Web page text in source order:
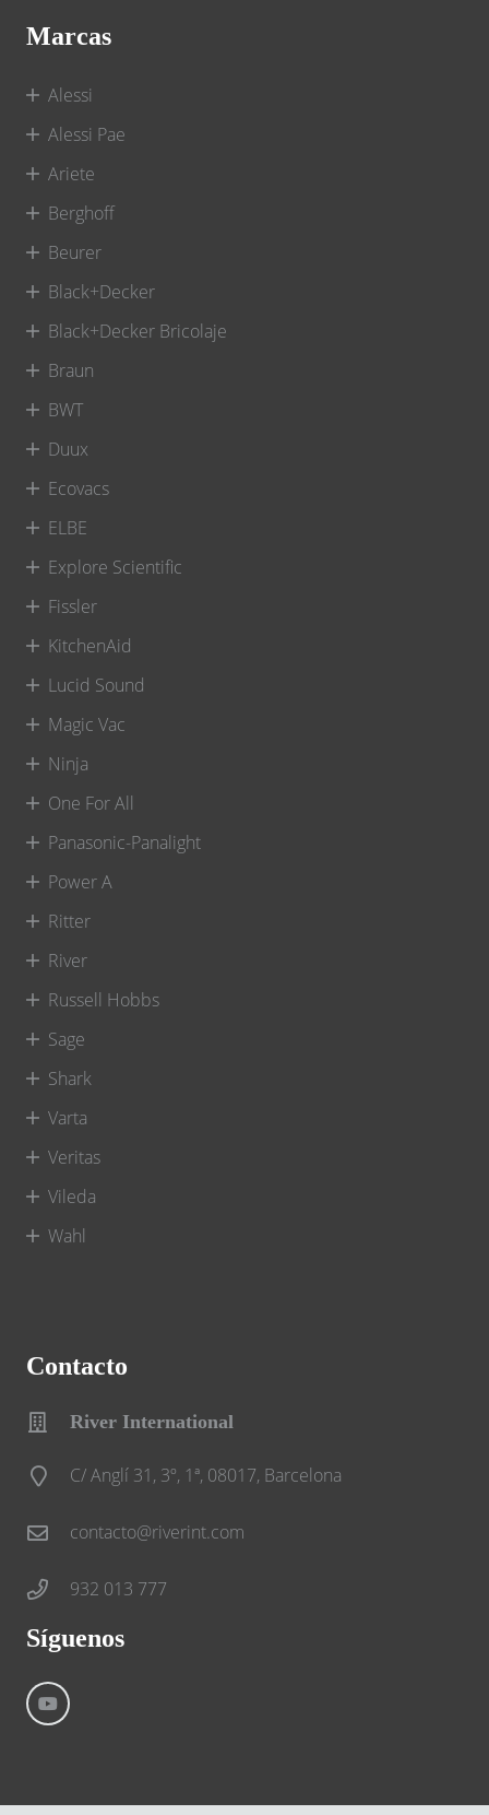
Marcas
Alessi
Alessi Pae
Ariete
Berghoff
Beurer
Black+Decker
Black+Decker Bricolaje
Braun
BWT
Duux
Ecovacs
ELBE
Explore Scientific
Fissler
KitchenAid
Lucid Sound
Magic Vac
Ninja
One For All
Panasonic-Panalight
Power A
Ritter
River
Russell Hobbs
Sage
Shark
Varta
Veritas
Vileda
Wahl
Contacto
River International
C/ Anglí 31, 3º, 1ª, 08017, Barcelona
contacto@riverint.com
932 013 777
Síguenos